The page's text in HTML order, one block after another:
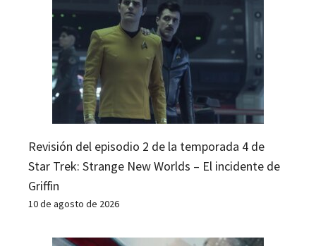
Revisión del episodio 2 de la temporada 4 de
Star Trek: Strange New Worlds – El incidente de
Griffin
10 de agosto de 2026